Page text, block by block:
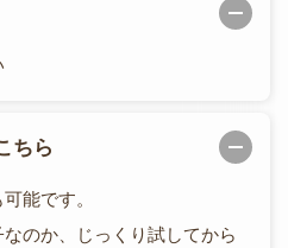
ちら
能です。
のか、じっくり試してから